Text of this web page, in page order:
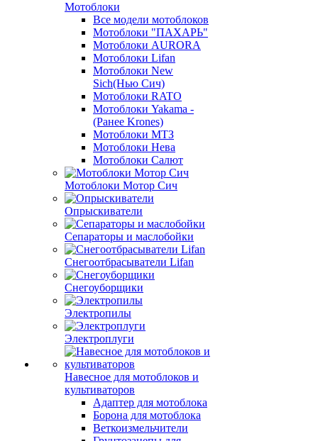
Мотоблоки
Все модели мотоблоков
Мотоблоки "ПАХАРЬ"
Мотоблоки AURORA
Мотоблоки Lifan
Мотоблоки New
Sich(Нью Сич)
Мотоблоки RATO
Мотоблоки Yakama -
(Ранее Krones)
Мотоблоки МТЗ
Мотоблоки Нева
Мотоблоки Салют
Мотоблоки Мотор Сич
Опрыскиватели
Сепараторы и маслобойки
Снегоотбрасыватели Lifan
Снегоуборщики
Электропилы
Электроплуги
Навесное для мотоблоков и
культиваторов
Адаптер для мотоблока
Борона для мотоблока
Веткоизмельчители